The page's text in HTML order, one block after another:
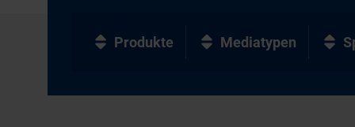
Produkte Mediatypen